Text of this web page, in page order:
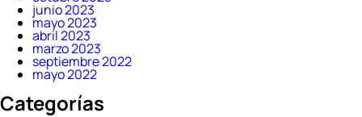
junio 2023
mayo 2023
abril 2023
marzo 2023
septiembre 2022
mayo 2022
Categorías